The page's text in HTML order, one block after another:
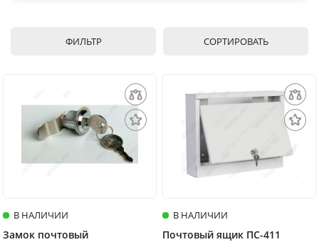
ФИЛЬТР СОРТИРОВАТЬ
В НАЛИЧИИ
Замок почтовый
В НАЛИЧИИ
Почтовый ящик ПС-411